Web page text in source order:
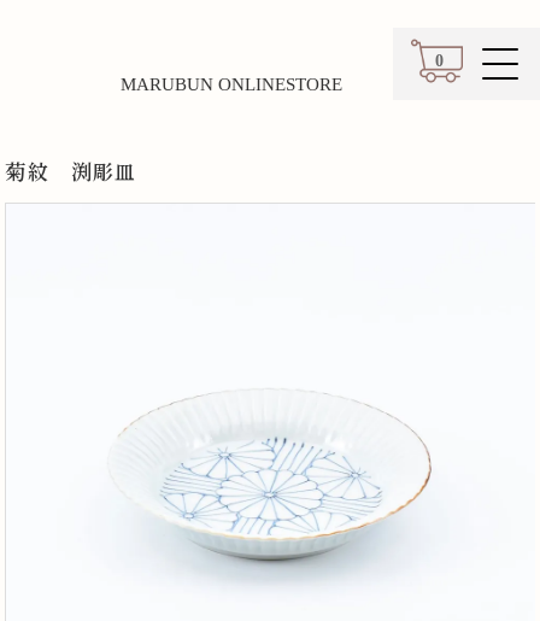
0
カート
MARUBUN ONLINESTORE
菊紋 渕彫皿